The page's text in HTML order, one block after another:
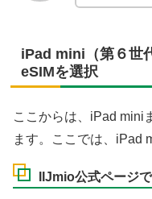
iPad mini（第６世
eSIMを選択
ここからは、iPad mini
ます。ここでは、iPad
IIJmio公式ページ